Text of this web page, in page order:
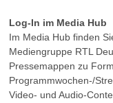
Log-In im Media Hub
Im Media Hub finden
Mediengruppe RTL
Pressemappen zu
Programmwochen-/
Video- und Audio-